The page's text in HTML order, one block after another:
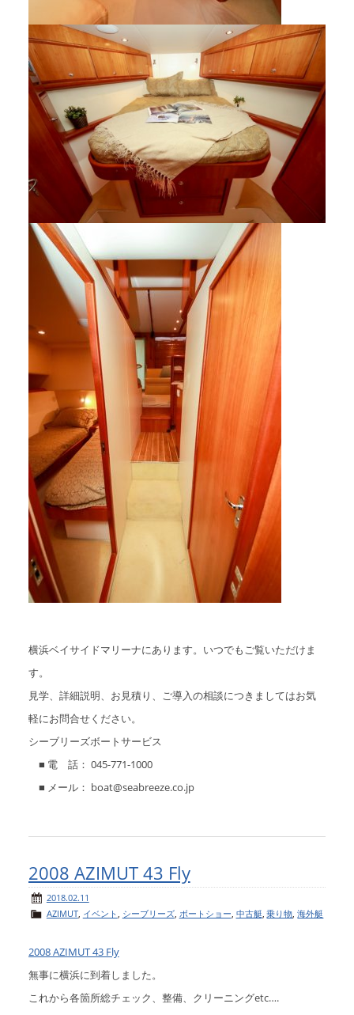
横浜ベイサイドマリーナにあります。いつでもご覧いただけま
す。
見学、詳細説明、お見積り、ご導入の相談につきましてはお気
軽にお問合せください。
シーブリーズボートサービス
■ 電 話： 045-771-1000
■ メール： boat@seabreeze.co.jp
2008 AZIMUT 43 Fly
2018.02.11
AZIMUT, イベント, シーブリーズ, ボートショー, 中古艇,乗り物,海外艇
2008 AZIMUT 43 Fly
無事に横浜に到着しました。
これから各箇所総チェック、整備、クリーニングetc….